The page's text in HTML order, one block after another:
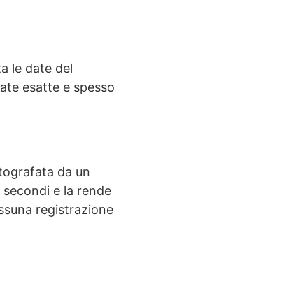
le date del
esatte e spesso
da un
e la rende
registrazione